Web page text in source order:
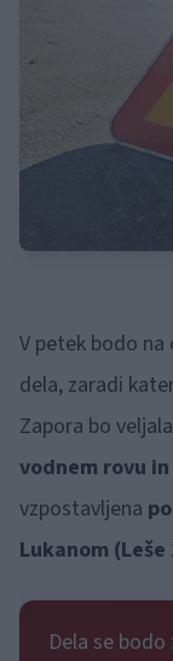
V petek bodo
dela, zaradi
Zapora bo
vodnem rovu
vzpostavljena
Lukanom
Dela se